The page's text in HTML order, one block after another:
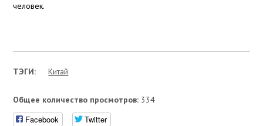
человек.
ТЭГИ: Китай
Общее количество просмотров: 334
Facebook Twitter